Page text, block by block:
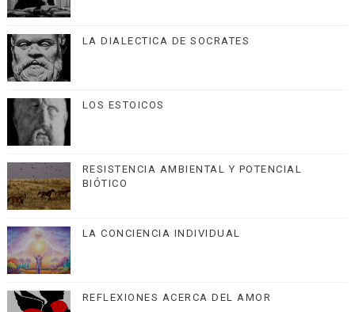
LA DIALECTICA DE SOCRATES
LOS ESTOICOS
RESISTENCIA AMBIENTAL Y POTENCIAL
BIÓTICO
LA CONCIENCIA INDIVIDUAL
REFLEXIONES ACERCA DEL AMOR